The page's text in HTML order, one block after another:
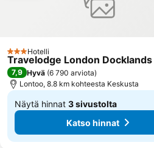
3 Tähtiluokitus
Hotelli
Travelodge London
7,9 Hyvä (6 790 arviota)
Lontoo, 8.8 km kohteesta Keskusta
Näytä hinnat 3 sivustolta
Alkaen
41 € Katso hinnat